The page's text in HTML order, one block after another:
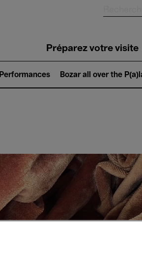
Préparez votre visite
Performances Bozar all over the